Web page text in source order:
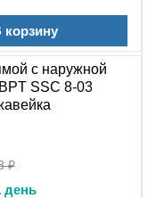
корзину
с наружной
SSC 8-03
₽
день